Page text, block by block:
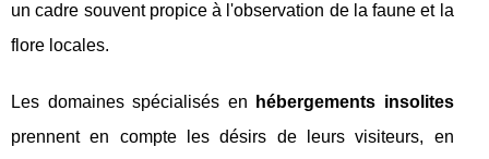
un cadre souvent propice à l'observation de la faune et la
flore locales.
Les domaines spécialisés en
hébergements insolites
prennent en compte les désirs de leurs visiteurs, en